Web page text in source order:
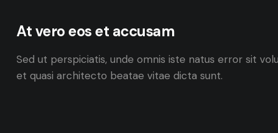
At vero eos et accusam
Sed ut perspiciatis, unde omnis iste natus error sit
et quasi architecto beatae vitae dicta sunt.